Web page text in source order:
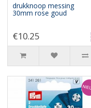
drukknoop messing
30mm rose goud
€10.25